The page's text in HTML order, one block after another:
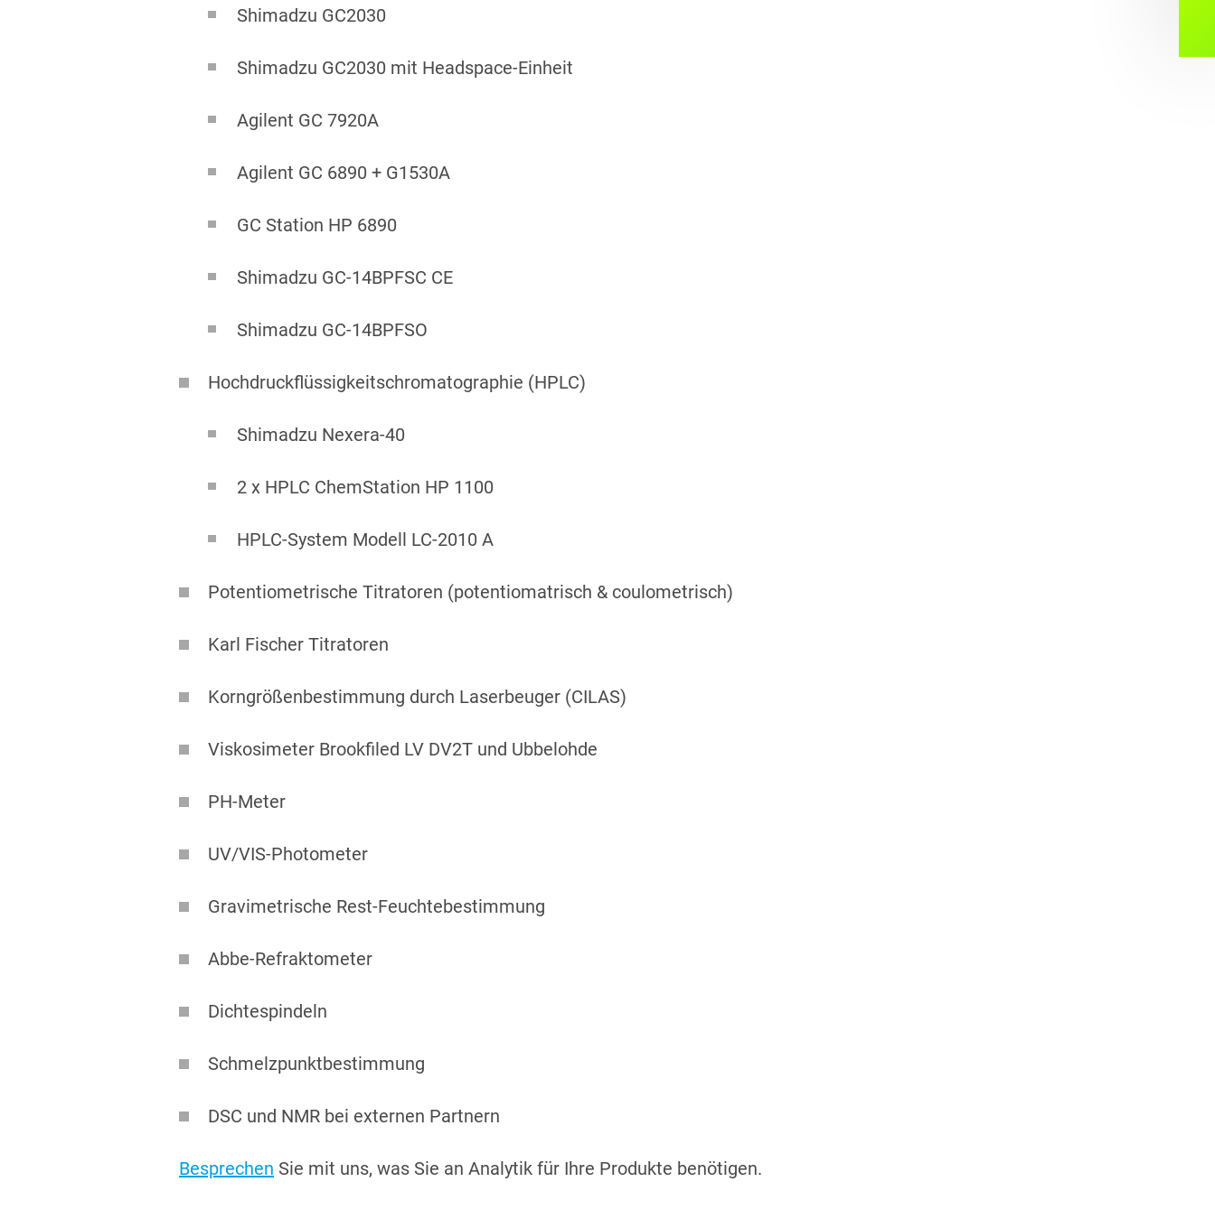
Shimadzu GC2030
Shimadzu GC2030 mit Headspace-Einheit
Agilent GC 7920A
Agilent GC 6890 + G1530A
GC Station HP 6890
Shimadzu GC-14BPFSC CE
Shimadzu GC-14BPFSO
Hochdruckflüssigkeitschromatographie (HPLC)
Shimadzu Nexera-40
2 x HPLC ChemStation HP 1100
HPLC-System Modell LC-2010 A
Potentiometrische Titratoren (potentiomatrisch & coulometrisch)
Karl Fischer Titratoren
Korngrößenbestimmung durch Laserbeuger (CILAS)
Viskosimeter Brookfiled LV DV2T und Ubbelohde
PH-Meter
UV/VIS-Photometer
Gravimetrische Rest-Feuchtebestimmung
Abbe-Refraktometer
Dichtespindeln
Schmelzpunktbestimmung
DSC und NMR bei externen Partnern
Besprechen Sie mit uns, was Sie an Analytik für Ihre Produkte benötigen.